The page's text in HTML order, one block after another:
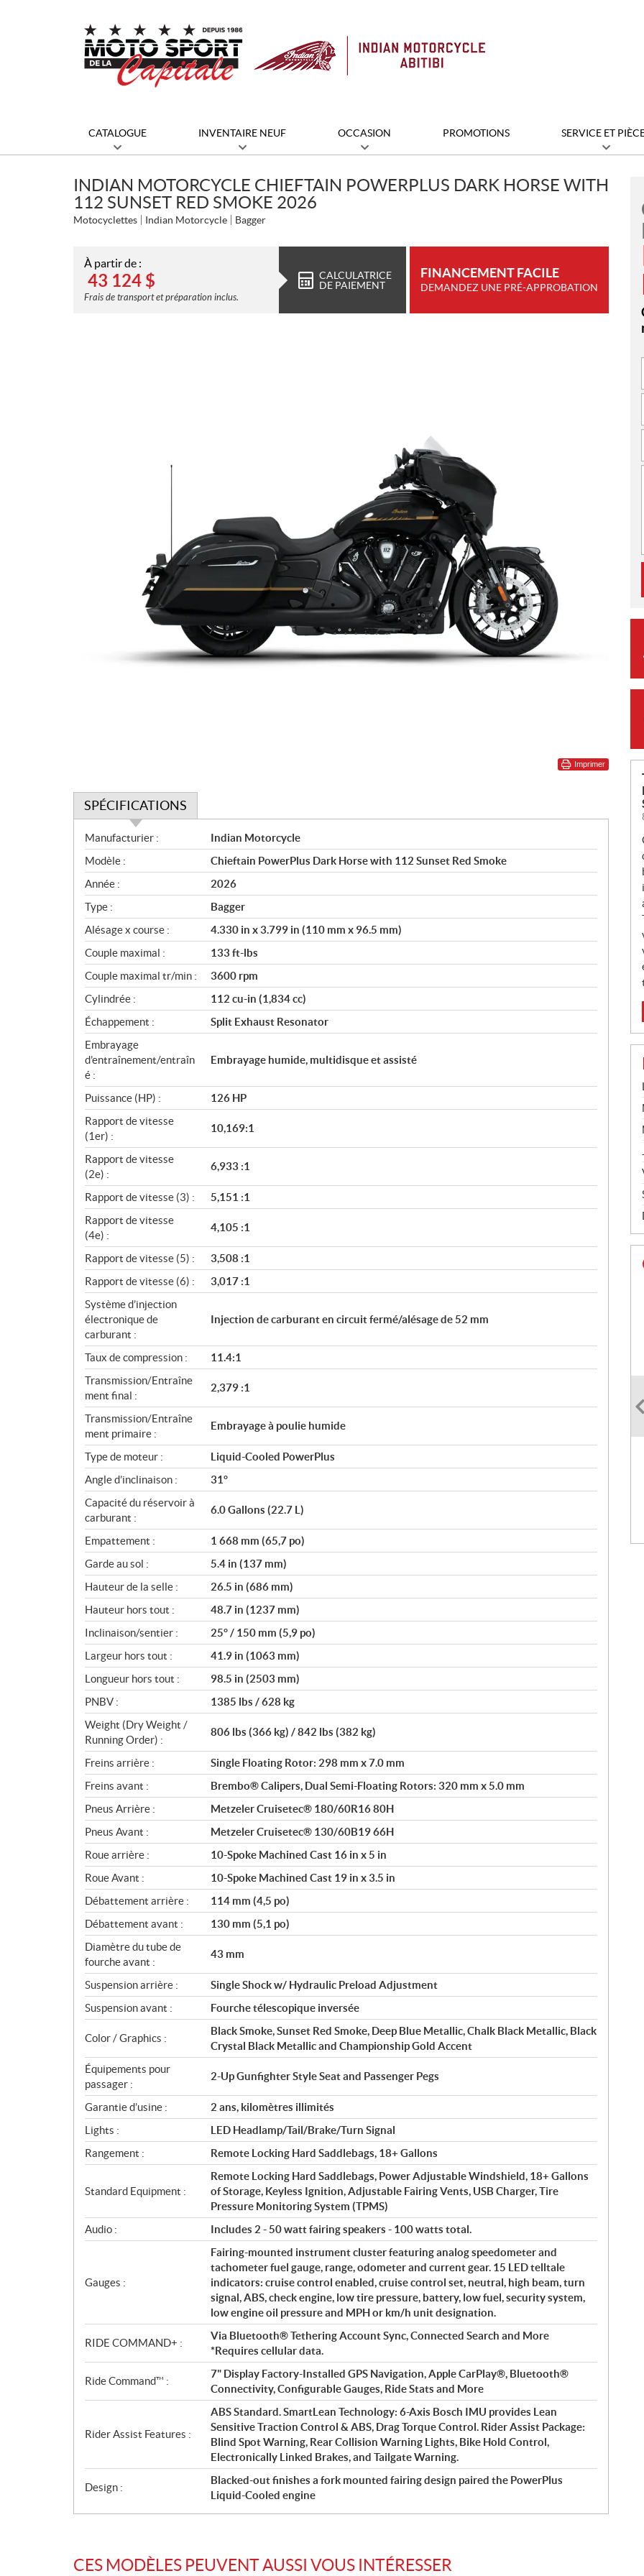
CATALOGUE INVENTAIRE NEUF OCCASION PROMOTIONS SERVICE ET
INDIAN MOTORCYCLE CHIEFTAIN POWERPLUS DARK HORSE WITH
112 SUNSET RED SMOKE 2026
Motocyclettes Indian Motorcycle Bagger
À partir de :
43 124 $
Frais de transport et préparation inclus.
CALCULATRICE
DE PAIEMENT
FINANCEMENT FACILE
DEMANDEZ UNE PRÉ-APPROBATION
Imprimer
SPÉCIFICATIONS
S
p
é
c
i
f
i
c
a
t
i
o
n
s
Manufacturier :
Indian Motorcycle
Modèle :
Chieftain PowerPlus Dark Horse with 112 Sunset Red Smoke
Année :
2026
Type :
Bagger
Alésage x course :
4.330 in x 3.799 in (110 mm x 96.5 mm)
Couple maximal :
133 ft-lbs
Couple maximal tr/min :
3600 rpm
Cylindrée :
112 cu-in (1,834 cc)
Échappement :
Split Exhaust Resonator
Embrayage
d’entraînement/entraîn
é :
Embrayage humide, multidisque et assisté
Puissance (HP) :
126 HP
Rapport de vitesse
(1er) :
10,169:1
Rapport de vitesse
(2e) :
6,933 :1
Rapport de vitesse (3) :
5,151 :1
Rapport de vitesse
(4e) :
4,105 :1
Rapport de vitesse (5) :
3,508 :1
Rapport de vitesse (6) :
3,017 :1
Système d’injection
électronique de
carburant :
Injection de carburant en circuit fermé/alésage de 52 mm
Taux de compression :
11.4:1
Transmission/Entraîne
ment final :
2,379 :1
Transmission/Entraîne
ment primaire :
Embrayage à poulie humide
Type de moteur :
Liquid-Cooled PowerPlus
Angle d’inclinaison :
31°
Capacité du réservoir à
carburant :
6.0 Gallons (22.7 L)
Empattement :
1 668 mm (65,7 po)
Garde au sol :
5.4 in (137 mm)
Hauteur de la selle :
26.5 in (686 mm)
Hauteur hors tout :
48.7 in (1237 mm)
Inclinaison/sentier :
25° / 150 mm (5,9 po)
Largeur hors tout :
41.9 in (1063 mm)
Longueur hors tout :
98.5 in (2503 mm)
PNBV :
1385 lbs / 628 kg
Weight (Dry Weight /
Running Order) :
806 lbs (366 kg) / 842 lbs (382 kg)
Freins arrière :
Single Floating Rotor: 298 mm x 7.0 mm
Freins avant :
Brembo® Calipers, Dual Semi-Floating Rotors: 320 mm x 5.0 mm
Pneus Arrière :
Metzeler Cruisetec® 180/60R16 80H
Pneus Avant :
Metzeler Cruisetec® 130/60B19 66H
Roue arrière :
10-Spoke Machined Cast 16 in x 5 in
Roue Avant :
10-Spoke Machined Cast 19 in x 3.5 in
Débattement arrière :
114 mm (4,5 po)
Débattement avant :
130 mm (5,1 po)
Diamètre du tube de
fourche avant :
43 mm
Suspension arrière :
Single Shock w/ Hydraulic Preload Adjustment
Suspension avant :
Fourche télescopique inversée
Color / Graphics :
Black Smoke, Sunset Red Smoke, Deep Blue Metallic, Chalk Black Metallic, Black
Crystal Black Metallic and Championship Gold Accent
Équipements pour
passager :
2-Up Gunfighter Style Seat and Passenger Pegs
Garantie d’usine :
2 ans, kilomètres illimités
Lights :
LED Headlamp/Tail/Brake/Turn Signal
Rangement :
Remote Locking Hard Saddlebags, 18+ Gallons
Standard Equipment :
Remote Locking Hard Saddlebags, Power Adjustable Windshield, 18+ Gallons
of Storage, Keyless Ignition, Adjustable Fairing Vents, USB Charger, Tire
Pressure Monitoring System (TPMS)
Audio :
Includes 2 - 50 watt fairing speakers - 100 watts total.
Gauges :
Fairing-mounted instrument cluster featuring analog speedometer and
tachometer fuel gauge, range, odometer and current gear. 15 LED telltale
indicators: cruise control enabled, cruise control set, neutral, high beam, turn
signal, ABS, check engine, low tire pressure, battery, low fuel, security system,
low engine oil pressure and MPH or km/h unit designation.
RIDE COMMAND+ :
Via Bluetooth® Tethering Account Sync, Connected Search and More
*Requires cellular data.
Ride Command™ :
7" Display Factory-Installed GPS Navigation, Apple CarPlay®, Bluetooth®
Connectivity, Configurable Gauges, Ride Stats and More
Rider Assist Features :
ABS Standard. SmartLean Technology: 6-Axis Bosch IMU provides Lean
Sensitive Traction Control & ABS, Drag Torque Control. Rider Assist Package:
Blind Spot Warning, Rear Collision Warning Lights, Bike Hold Control,
Electronically Linked Brakes, and Tailgate Warning.
Design :
Blacked-out finishes a fork mounted fairing design paired the PowerPlus
Liquid-Cooled engine
CES MODÈLES PEUVENT AUSSI VOUS INTÉRESSER